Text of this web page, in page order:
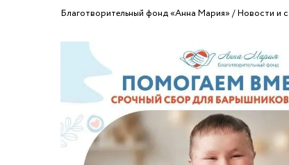
Благотворительный фонд «Анна Мария» Новости и